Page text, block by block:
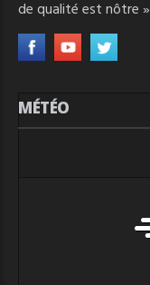
de qualité est nôtre »
MÉTÉO